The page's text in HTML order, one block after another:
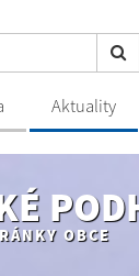
Aktuality
OBCE